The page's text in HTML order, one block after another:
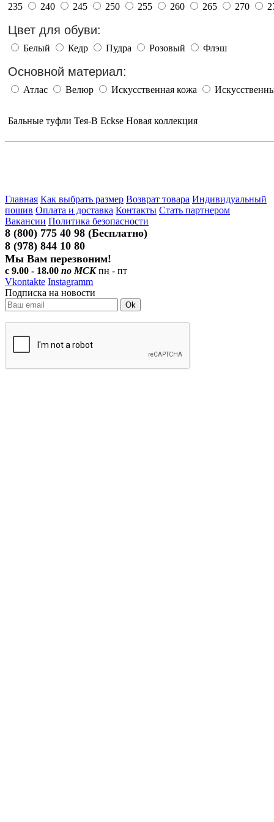
235
240 245 250 255 260 265 270
Цвет для обуви:
Белый Кедр Пудра Розовый Флэш
Основной материал:
Атлас Велюр Искусственная кожа
Бальные туфли Тея-В Eckse Новая коллекция
Главная Как выбрать размер Возврат товара Индивидуальный
пошив Оплата и доставка Контакты Стать партнером
Вакансии Политика безопасности
8 (800) 775 40 98 (Бесплатно)
8 (978) 844 10 80
Мы Вам перезвоним!
с 9.00 - 18.00 по МСКпн - пт
Vkontakte Instagramm
Подписка на новости